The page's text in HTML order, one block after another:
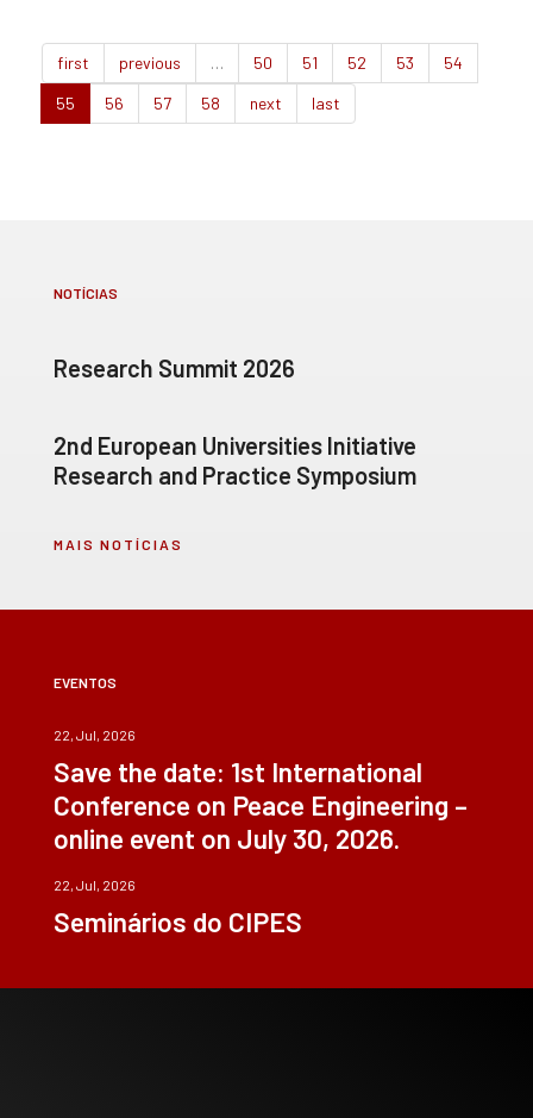
first previous … 50 51 52 53
54
55
56 57 58 next last
NOTÍCIAS
Research Summit 2026
2nd European Universities Initiative
Research and Practice Symposium
MAIS NOTÍCIAS
EVENTOS
22, Jul, 2026
Save the date: 1st International
Conference on Peace Engineering –
online event on July 30, 2026.
22, Jul, 2026
Seminários do CIPES